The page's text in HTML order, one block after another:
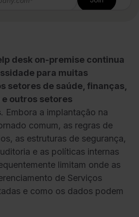
desk on-premise continua
para muitas
setores de saúde, finanças,
outros setores
. Embora a implantação na
comum, as regras de
as estruturas de segurança,
e as políticas internas
limitam onde as
de Serviços
e como os dados podem